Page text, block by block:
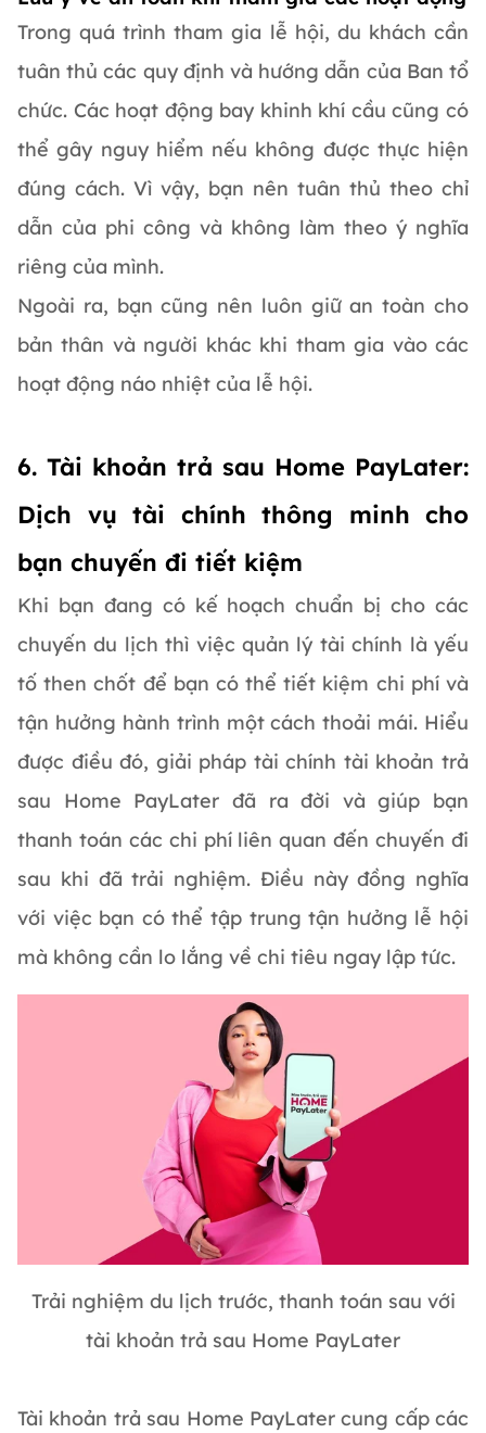
Trong quá trình tham gia lễ hội, du khách cần
tuân thủ các quy định và hướng dẫn của Ban tổ
chức. Các hoạt động bay khinh khí cầu cũng có
thể gây nguy hiểm nếu không được thực hiện
đúng cách. Vì vậy, bạn nên tuân thủ theo chỉ
dẫn của phi công và không làm theo ý nghĩa
riêng của mình.
Ngoài ra, bạn cũng nên luôn giữ an toàn cho
bản thân và người khác khi tham gia vào các
hoạt động náo nhiệt của lễ hội.
6. Tài khoản trả sau Home PayLater:
Dịch vụ tài chính thông minh cho
bạn chuyến đi tiết kiệm
Khi bạn đang có kế hoạch chuẩn bị cho các
chuyến du lịch thì việc quản lý tài chính là yếu
tố then chốt để bạn có thể tiết kiệm chi phí và
tận hưởng hành trình một cách thoải mái. Hiểu
được điều đó, giải pháp tài chính tài khoản trả
sau Home PayLater đã ra đời và giúp bạn
thanh toán các chi phí liên quan đến chuyến đi
sau khi đã trải nghiệm. Điều này đồng nghĩa
với việc bạn có thể tập trung tận hưởng lễ hội
mà không cần lo lắng về chi tiêu ngay lập tức.
Trải nghiệm du lịch trước, thanh toán sau với
tài khoản trả sau Home PayLater
Tài khoản trả sau Home PayLater cung cấp các